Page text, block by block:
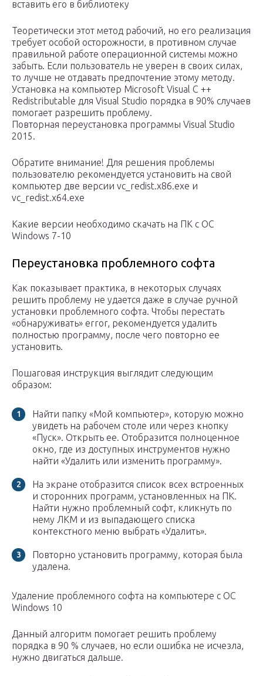
вставить его в библиотеку
Теоретически этот метод рабочий, но его реализация
требует особой осторожности, в противном случае
правильной работе операционной системы можно
забыть. Если пользователь не уверен в своих силах,
то лучше не отдавать предпочтение этому методу.
Установка на компьютер Microsoft Visual C ++
Redistributable для Visual Studio порядка в 90% случаев
помогает разрешить проблему.
Повторная переустановка программы Visual Studio
2015.
Обратите внимание! Для решения проблемы
пользователю рекомендуется установить на свой
компьютер две версии vc_redist.x86.exe и
vc_redist.x64.exe
Какие версии необходимо скачать на ПК с ОС
Windows 7-10
Переустановка проблемного софта
Как показывает практика, в некоторых случаях
решить проблему не удается даже в случае ручной
установки проблемного софта. Чтобы перестать
«обнаруживать» error, рекомендуется удалить
полностью программу, после чего повторно ее
установить.
Пошаговая инструкция выглядит следующим
образом:
Найти папку «Мой компьютер», которую можно
увидеть на рабочем столе или через кнопку
«Пуск». Открыть ее. Отобразится полноценное
окно, где из доступных инструментов нужно
найти «Удалить или изменить программу».
На экране отобразится список всех встроенных
и сторонних программ, установленных на ПК.
Найти нужно проблемный софт, кликнуть по
нему ЛКМ и из выпадающего списка
контекстного меню выбрать «Удалить».
Повторно установить программу, которая была
удалена.
Удаление проблемного софта на компьютере с ОС
Windows 10
Данный алгоритм помогает решить проблему
порядка в 90 % случаев, но если ошибка не исчезла,
нужно двигаться дальше.